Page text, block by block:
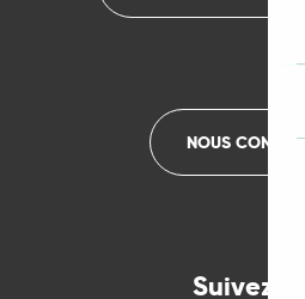
NOUS
Suivez-